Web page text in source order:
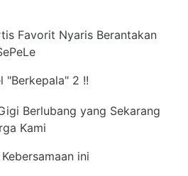
Favorit Nyaris Berantakan
"Berkepala" 2 !!
Berlubang yang Sekarang
Kami
ini